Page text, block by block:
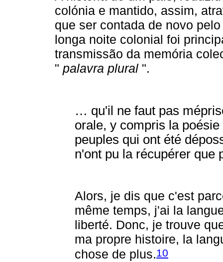
colónia e mantido, assim,
que ser contada de novo
longa noite colonial foi
transmissão da memória
" palavra plural ".
… qu'il ne faut pas
orale, y compris la
peuples qui ont été
n'ont pu la récupérer que
Alors, je dis que c'est
même temps, j'ai la
liberté. Donc, je trouve
ma propre histoire, la
chose de plus.10